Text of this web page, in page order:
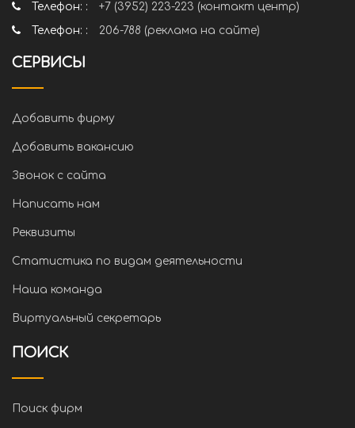
Телефон: :
+7 (3952) 223-223 (контакт центр)
Телефон: :
206-788 (реклама на сайте)
СЕРВИСЫ
Добавить фирму
Добавить вакансию
Звонок с сайта
Написать нам
Реквизиты
Статистика по видам деятельности
Наша команда
Виртуальный секретарь
ПОИСК
Поиск фирм